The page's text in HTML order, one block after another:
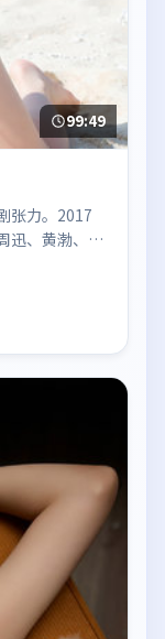
99:49
张力。2017
迅、黄渤、肖
格统一，配